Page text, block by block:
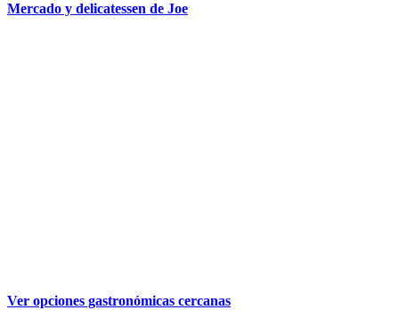
Mercado y delicatessen de Joe
Ver opciones gastronómicas cercanas